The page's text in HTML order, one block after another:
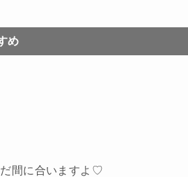
め
だ間に合いますよ♡